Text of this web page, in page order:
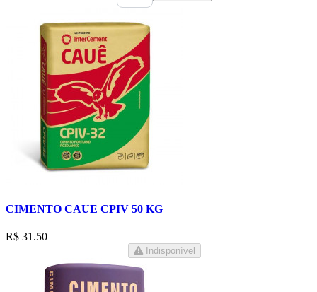
CIMENTO CAUE CPIV 50 KG
R$ 31.50
Indisponível